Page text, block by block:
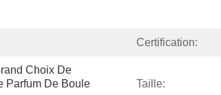
Certification:
Choix De
Parfum De Boule
Taille: